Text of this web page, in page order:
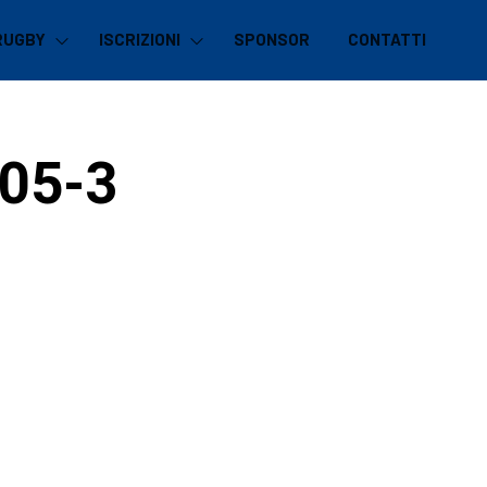
ISCRIZIONI SPONSOR CONTATTI
3